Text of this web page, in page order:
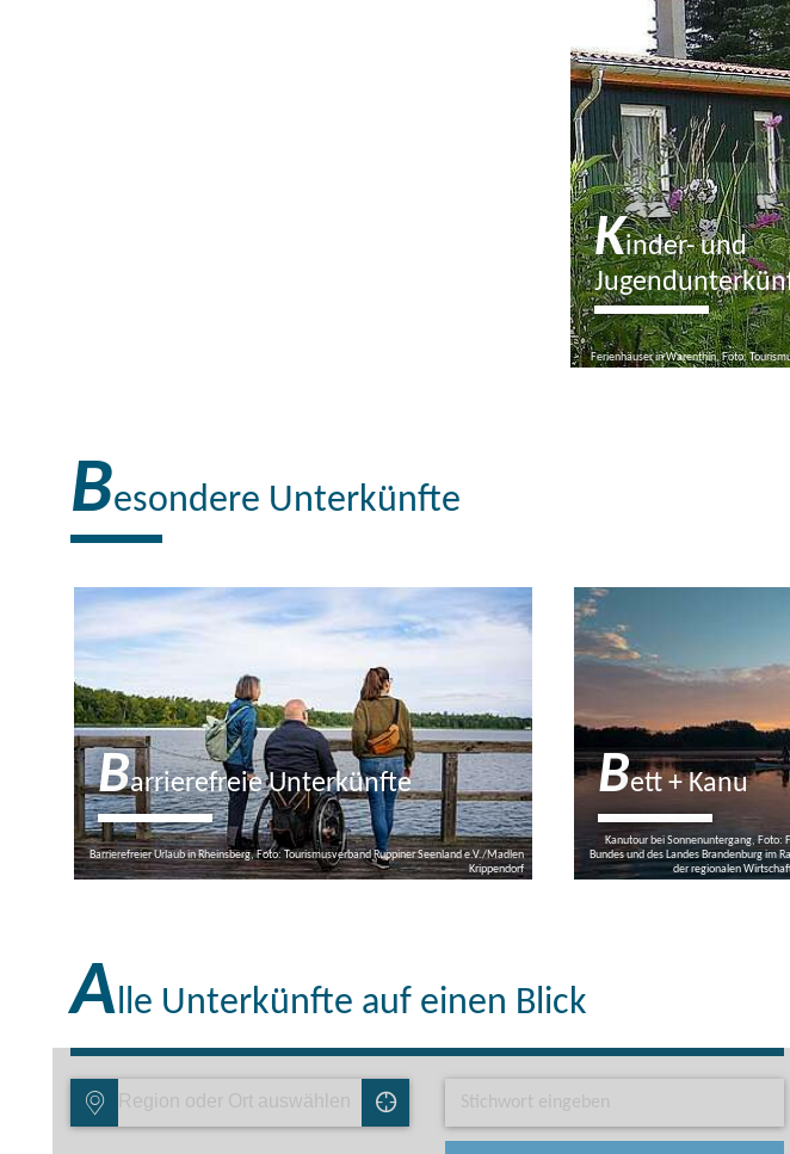
Kinder- und
Ferienhäuser in Warenthin, Foto:
Besondere Unterkünfte
Barrierefreie Unterkünfte
Barrierefreier Urlaub in Rheinsberg, Foto: Tourismusverband Ruppiner Seenland e.V./Madlen
Krippendorf
Bett + Kanu
Kanutour bei Sonnenuntergang, Foto:
Bundes und des Landes Brandenburg im
der regionalen
Alle Unterkünfte auf einen Blick